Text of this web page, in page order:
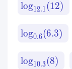
log12.1(12)
log0.6(6.3)
log10.3(8)